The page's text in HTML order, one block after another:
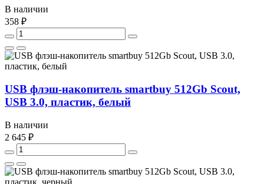
В наличии
358 ₽
USB флэш-накопитель smartbuy 512Gb Scout,
USB 3.0, пластик, белый
В наличии
2 645 ₽